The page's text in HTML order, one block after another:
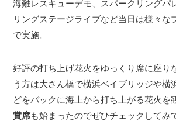
海難レスキューデモ、スパークリングパ
リングステージライブなど当日は様々な
で実施。
好評の打ち上げ花火をゆっくり席に座り
う方は大さん橋で横浜ベイブリッジや横
どをバックに海上から打ち上がる花火を
賞席も始まったのでぜひチェックしてみ